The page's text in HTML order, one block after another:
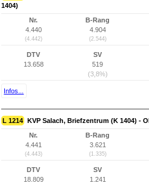
1404)
Nr.
4.440
(4.442)
B-Rang
4.904
(2.544)
DTV
13.658
SV
519
(3,8%)
Infos...
L 1214 KVP Salach, Briefzentrum (K 1404) -
Nr.
4.441
(4.443)
B-Rang
3.621
(1.335)
DTV
18.809
SV
1.241